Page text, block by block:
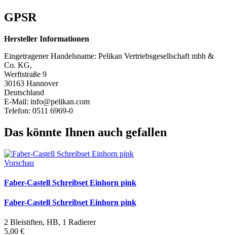
GPSR
Hersteller Informationen
Eingetragener Handelsname: Pelikan Vertriebsgesellschaft mbh &
Co. KG,
Werftstraße 9
30163 Hannover
Deutschland
E-Mail: info@pelikan.com
Telefon: 0511 6969-0
Das könnte Ihnen auch gefallen
Vorschau
Faber-Castell Schreibset Einhorn pink
Faber-Castell Schreibset Einhorn pink
2 Bleistiften, HB, 1 Radierer
5,00 €